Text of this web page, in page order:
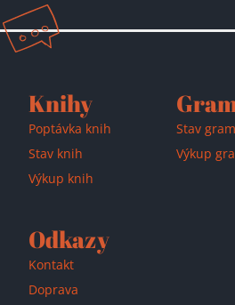
Přidáno do
Knihy
Poptávka knih
Stav knih
Výkup knih
Stav
Výkup
Odkazy
Kontakt
Doprava